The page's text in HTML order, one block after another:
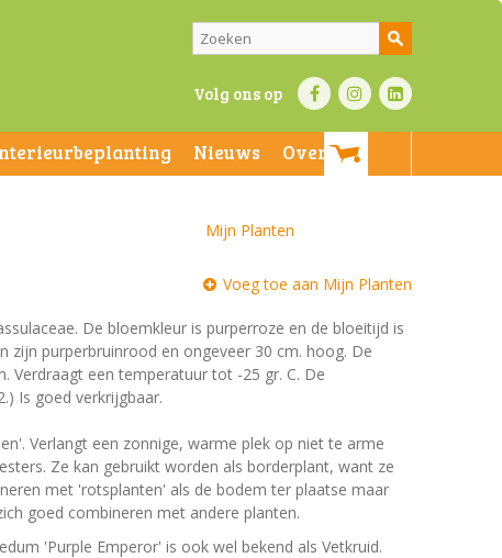
Volg ons op
Nieuws
Over ons
Mijn Planten
Voeg toe aan Mijn Planten
De bloemkleur is purperroze en de bloeitijd is
zijn purperbruinrood en ongeveer 30 cm. hoog. De
Verdraagt een temperatuur tot -25 gr. C. De
Is goed verkrijgbaar.
Verlangt een zonnige, warme plek op niet te arme
Ze kan gebruikt worden als borderplant, want ze
met 'rotsplanten' als de bodem ter plaatse maar
goed combineren met andere planten.
'Purple Emperor' is ook wel bekend als Vetkruid.